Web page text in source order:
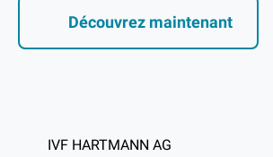
Découvrez maintenant
IVF HARTMANN AG